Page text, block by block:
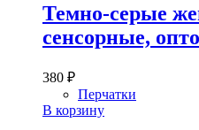
Темно-серые
сенсорные,
380 ₽
Перчатки
В корзину